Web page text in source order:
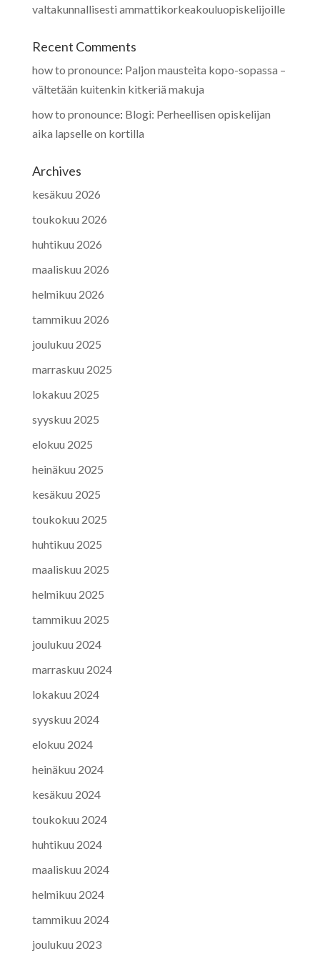
valtakunnallisesti ammattikorkeakouluopiskelijoille
Recent Comments
how to pronounce: Paljon mausteita kopo-sopassa –
vältetään kuitenkin kitkeriä makuja
how to pronounce: Blogi: Perheellisen opiskelijan
aika lapselle on kortilla
Archives
kesäkuu 2026
toukokuu 2026
huhtikuu 2026
maaliskuu 2026
helmikuu 2026
tammikuu 2026
joulukuu 2025
marraskuu 2025
lokakuu 2025
syyskuu 2025
elokuu 2025
heinäkuu 2025
kesäkuu 2025
toukokuu 2025
huhtikuu 2025
maaliskuu 2025
helmikuu 2025
tammikuu 2025
joulukuu 2024
marraskuu 2024
lokakuu 2024
syyskuu 2024
elokuu 2024
heinäkuu 2024
kesäkuu 2024
toukokuu 2024
huhtikuu 2024
maaliskuu 2024
helmikuu 2024
tammikuu 2024
joulukuu 2023